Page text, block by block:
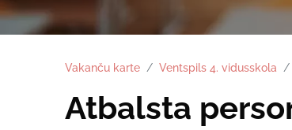
Vakanču karte Ventspils 4. vidusskola
Atbalsta